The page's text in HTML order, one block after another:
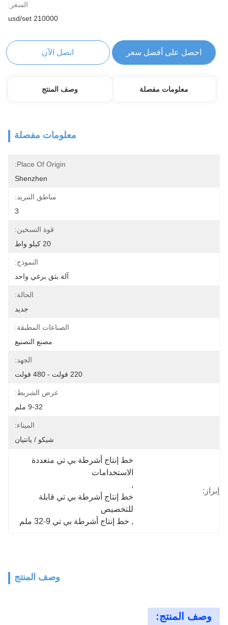
السعر:
210000 usd/set
احصل على أفضل سعر اتصل الآن
معلومات مفصلة وصف المنتج
معلومات مفصلة
Place Of Origin:
Shenzhen
مناطق التبريد:
3
قوة التسخين:
20 كيلو واط
النموذج:
آلة بثق برغي واحد
الحالة:
جديد
الصناعات المطبقة:
مصنع التصنيع
الجهد:
220 فولت - 480 فولت
عرض الشريط:
9-32 ملم
الميناء:
شيكو / يانتيان
إبراز:
الاستخدامات
,
للتخصيص
, خط إنتاج أشرطة بي تي 9-32 ملم
وصف المنتج
وصف المنتج: